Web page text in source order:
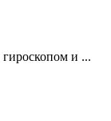
и ...